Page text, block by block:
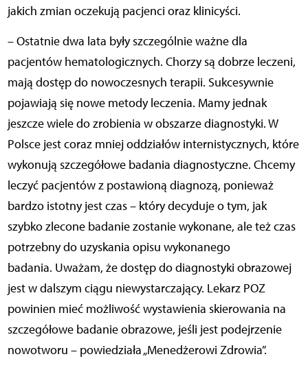
jakich zmian oczekują pacjenci oraz klinicyści.
– Ostatnie dwa lata były szczególnie ważne dla
pacjentów hematologicznych. Chorzy są dobrze leczeni,
mają dostęp do nowoczesnych terapii. Sukcesywnie
pojawiają się nowe metody leczenia. Mamy jednak
jeszcze wiele do zrobienia w obszarze diagnostyki. W
Polsce jest coraz mniej oddziałów internistycznych, które
wykonują szczegółowe badania diagnostyczne. Chcemy
leczyć pacjentów z postawioną diagnozą, ponieważ
bardzo istotny jest czas – który decyduje o tym, jak
szybko zlecone badanie zostanie wykonane, ale też czas
potrzebny do uzyskania opisu wykonanego
badania. Uważam, że dostęp do diagnostyki obrazowej
jest w dalszym ciągu niewystarczający. Lekarz POZ
powinien mieć możliwość wystawienia skierowania na
szczegółowe badanie obrazowe, jeśli jest podejrzenie
nowotworu – powiedziała „Menedżerowi Zdrowia”.